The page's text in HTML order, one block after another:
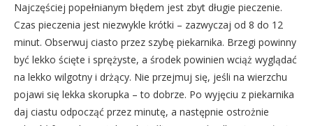
Najczęściej popełnianym błędem jest zbyt długie pieczenie.
Czas pieczenia jest niezwykle krótki – zazwyczaj od 8 do 12
minut. Obserwuj ciasto przez szybę piekarnika. Brzegi powinny
być lekko ścięte i sprężyste, a środek powinien wciąż wyglądać
na lekko wilgotny i drżący. Nie przejmuj się, jeśli na wierzchu
pojawi się lekka skorupka – to dobrze. Po wyjęciu z piekarnika
daj ciastu odpocząć przez minutę, a następnie ostrożnie